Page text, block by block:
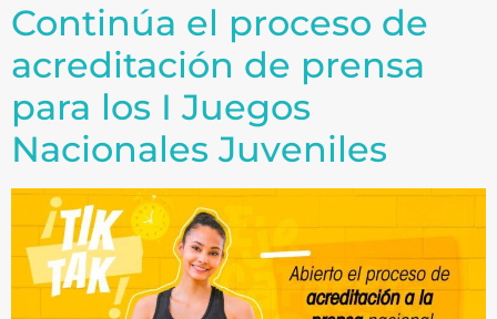
Continúa el proceso de
acreditación de prensa
para los I Juegos
Nacionales Juveniles